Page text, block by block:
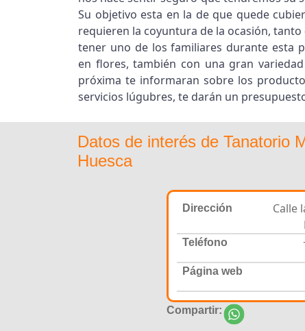
Su objetivo esta en la de que quede
requieren la coyuntura de la ocasión,
tener uno de los familiares durante esta
en flores, también con una gran
próxima te informaran sobre los
servicios lúgubres, te darán un
Datos de interés de Tanatorio
Huesca
Dirección
Calle
Teléfono
Página web
Compartir: